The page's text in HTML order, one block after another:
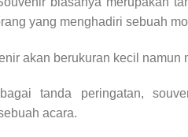
yang menghadiri sebuah
akan berukuran kecil
tanda peringatan,
acara.